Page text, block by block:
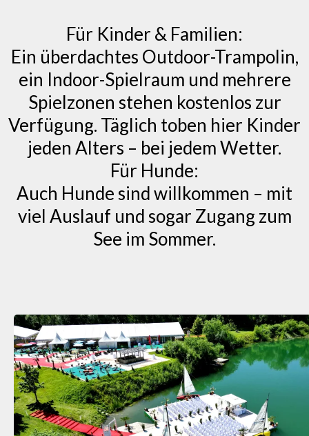
Für Kinder & Familien:
Ein überdachtes Outdoor-Trampolin,
ein Indoor-Spielraum und mehrere
Spielzonen stehen kostenlos zur
Verfügung. Täglich toben hier Kinder
jeden Alters – bei jedem Wetter.
Für Hunde:
Auch Hunde sind willkommen – mit
viel Auslauf und sogar Zugang zum
See im Sommer.